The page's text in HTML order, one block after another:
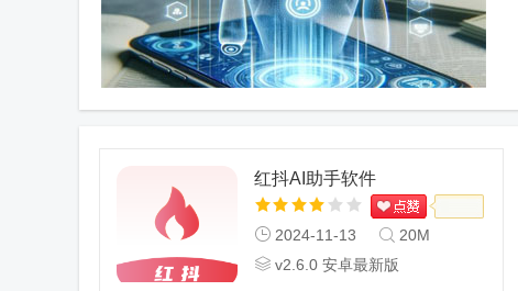
红抖AI助手软件
2024-11-13
20M
v2.6.0 安卓最新版